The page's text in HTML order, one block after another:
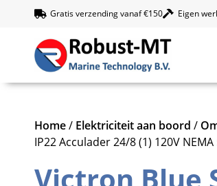
Gratis verzending vanaf €150 Eigen
Home/ Elektriciteit aan boord /
IP22 Acculader 24/8 (1) 120V NEMA